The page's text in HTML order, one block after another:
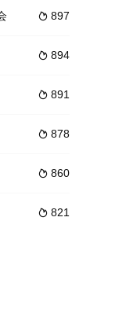
、 演唱會、
 897
 894
 891
 878
 860
 821